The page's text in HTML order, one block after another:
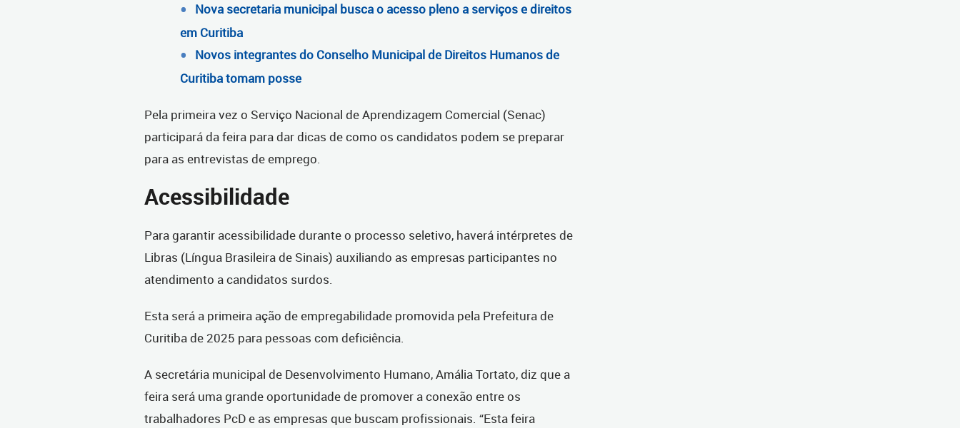
Nova secretaria municipal busca o acesso pleno a serviços e direitos
em Curitiba
Novos integrantes do Conselho Municipal de Direitos Humanos de
Curitiba tomam posse
Pela primeira vez o Serviço Nacional de Aprendizagem Comercial (Senac)
participará da feira para dar dicas de como os candidatos podem se preparar
para as entrevistas de emprego.
Acessibilidade
Para garantir acessibilidade durante o processo seletivo, haverá intérpretes de
Libras (Língua Brasileira de Sinais) auxiliando as empresas participantes no
atendimento a candidatos surdos.
Esta será a primeira ação de empregabilidade promovida pela Prefeitura de
Curitiba de 2025 para pessoas com deficiência.
A secretária municipal de Desenvolvimento Humano, Amália Tortato, diz que a
feira será uma grande oportunidade de promover a conexão entre os
trabalhadores PcD e as empresas que buscam profissionais. “Esta feira